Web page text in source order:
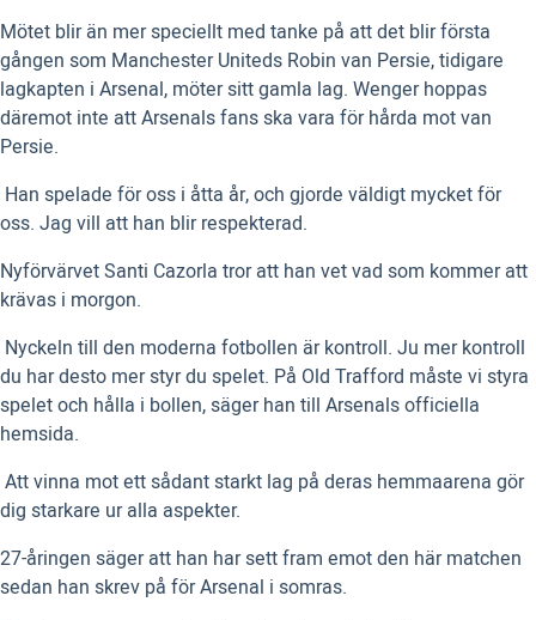
Mötet blir än mer speciellt med tanke på att det blir första
gången som Manchester Uniteds Robin van Persie, tidigare
lagkapten i Arsenal, möter sitt gamla lag. Wenger hoppas
däremot inte att Arsenals fans ska vara för hårda mot van
Persie.
 Han spelade för oss i åtta år, och gjorde väldigt mycket för
oss. Jag vill att han blir respekterad.
Nyförvärvet Santi Cazorla tror att han vet vad som kommer att
krävas i morgon.
 Nyckeln till den moderna fotbollen är kontroll. Ju mer kontroll
du har desto mer styr du spelet. På Old Trafford måste vi styra
spelet och hålla i bollen, säger han till Arsenals officiella
hemsida.
 Att vinna mot ett sådant starkt lag på deras hemmaarena gör
dig starkare ur alla aspekter.
27-åringen säger att han har sett fram emot den här matchen
sedan han skrev på för Arsenal i somras.